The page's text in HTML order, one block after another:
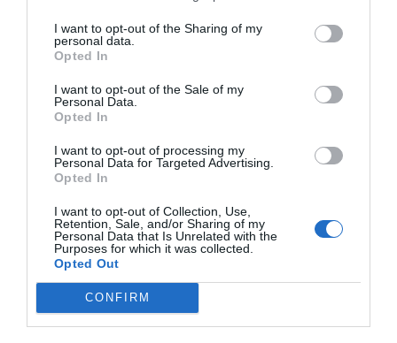
I want to opt-out of the Sharing of my
personal data.
Opted In
I want to opt-out of the Sale of my
Personal Data.
Opted In
I want to opt-out of processing my
Personal Data for Targeted Advertising.
Opted In
I want to opt-out of Collection, Use,
Retention, Sale, and/or Sharing of my
Personal Data that Is Unrelated with the
Purposes for which it was collected.
Opted Out
CONFIRM